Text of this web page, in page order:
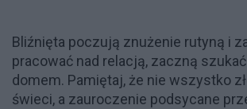
Bliźnięta poczują znużenie rutyną i
pracować nad relacją, zaczną
domem. Pamiętaj, że nie wszystko
świeci, a zauroczenie podsycane